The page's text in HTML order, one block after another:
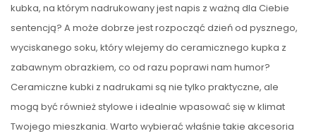
kubka, na którym nadrukowany jest napis z ważną dla Ciebie
sentencją? A może dobrze jest rozpocząć dzień od pysznego,
wyciskanego soku, który wlejemy do ceramicznego kupka z
zabawnym obrazkiem, co od razu poprawi nam humor?
Ceramiczne kubki z nadrukami są nie tylko praktyczne, ale
mogą być również stylowe i idealnie wpasować się w klimat
Twojego mieszkania. Warto wybierać właśnie takie akcesoria